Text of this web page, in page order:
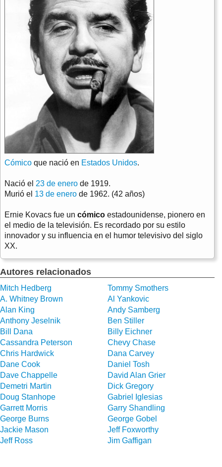
Cómico que nació en Estados Unidos.
Nació el 23 de enero de 1919.
Murió el 13 de enero de 1962. (42 años)
Ernie Kovacs fue un cómico estadounidense, pionero en
el medio de la televisión. Es recordado por su estilo
innovador y su influencia en el humor televisivo del siglo
XX.
Autores relacionados
Mitch Hedberg
Tommy Smothers
A. Whitney Brown
Al Yankovic
Alan King
Andy Samberg
Anthony Jeselnik
Ben Stiller
Bill Dana
Billy Eichner
Cassandra Peterson
Chevy Chase
Chris Hardwick
Dana Carvey
Dane Cook
Daniel Tosh
Dave Chappelle
David Alan Grier
Demetri Martin
Dick Gregory
Doug Stanhope
Gabriel Iglesias
Garrett Morris
Garry Shandling
George Burns
George Gobel
Jackie Mason
Jeff Foxworthy
Jeff Ross
Jim Gaffigan